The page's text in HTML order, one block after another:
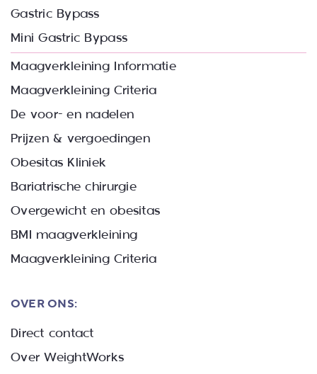
Gastric Bypass
Mini Gastric Bypass
Maagverkleining Informatie
Maagverkleining Criteria
De voor- en nadelen
Prijzen & vergoedingen
Obesitas Kliniek
Bariatrische chirurgie
Overgewicht en obesitas
BMI maagverkleining
Maagverkleining Criteria
OVER ONS:
Direct contact
Over WeightWorks